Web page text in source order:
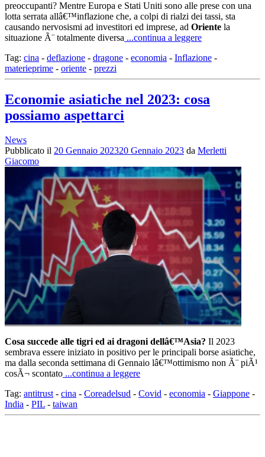
preoccupanti? Mentre Europa e Stati Uniti sono alle prese con una
lotta serrata allâ€™inflazione che, a colpi di rialzi dei tassi, sta
causando nervosismi ad investitori ed imprese, ad Oriente la
situazione Ã¨ totalmente diversa ...continua a leggere
Tag: cina - deflazione - dragone - economia - Inflazione -
materieprime - oriente - prezzi
Economie asiatiche nel 2023: cosa
possiamo aspettarci
News
Pubblicato il 20 Gennaio 202320 Gennaio 2023 da Merletti
Giacomo
Cosa succede alle tigri ed ai dragoni dellâ€™Asia? Il 2023
sembrava essere iniziato in positivo per le principali borse asiatiche,
ma dalla seconda settimana di Gennaio lâ€™ottimismo non Ã¨ piÃ¹
cosÃ¬ scontato ...continua a leggere
Tag: antitrust- cina - Coreadelsud - Covid - economia - Giappone -
India - PIL - taiwan